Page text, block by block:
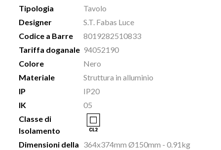
Tipologia
Tavolo
Designer
S.T. Fabas Luce
Codice a Barre
8019282510833
Tariffa doganale 94052190
Colore
Nero
Materiale
Struttura in alluminio
IP
IP20
IK
05
Classe di
Isolamento
Dimensioni della 364x374mm Ø150mm - 0.91kg